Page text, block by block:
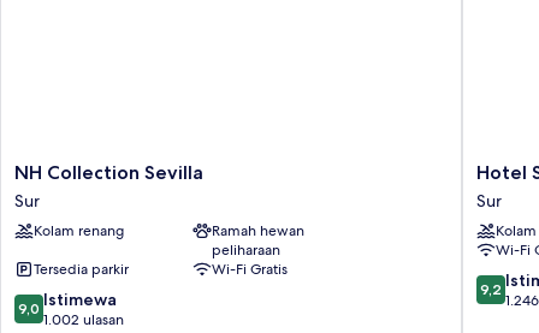
NH
Collection
Sevilla
Sur
NH Collection Sevilla
Sur
Kolam renang
Ramah hewan
peliharaan
Tersedia parkir
Wi-Fi Gratis
9.0
dari
9,0 Istimewa
1.002 ulasan
Hotel
Sevilla
Center
Sur
Hotel
Sur
Wi-Fi
9.2
dari
9,2